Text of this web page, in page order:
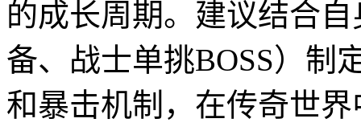
的成长周期。建议结合
备、战士单挑BOSS）制
和暴击机制，在传奇世